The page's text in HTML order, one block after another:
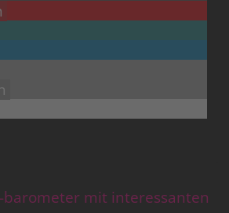
barometer mit interessanten